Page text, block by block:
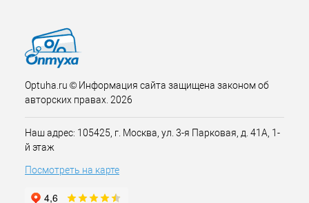
Optuha.ru © Информация сайта защищена законом об
авторских правах. 2026
Наш адрес: 105425, г. Москва, ул. 3-я Парковая, д. 41А, 1-
й этаж
Посмотреть на карте